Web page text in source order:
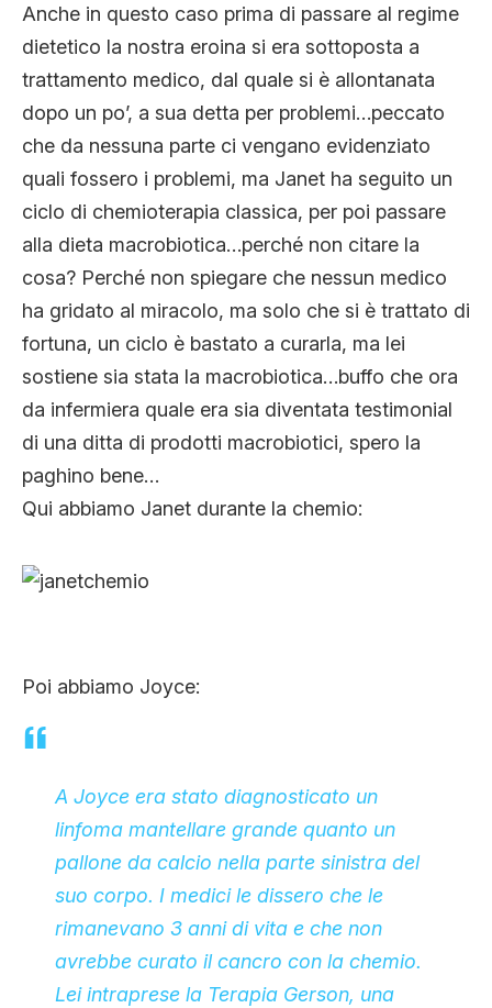
Anche in questo caso prima di passare al regime
dietetico la nostra eroina si era sottoposta a
trattamento medico, dal quale si è allontanata
dopo un po’, a sua detta per problemi…peccato
che da nessuna parte ci vengano evidenziato
quali fossero i problemi, ma Janet ha seguito un
ciclo di chemioterapia classica, per poi passare
alla dieta macrobiotica…perché non citare la
cosa? Perché non spiegare che nessun medico
ha gridato al miracolo, ma solo che si è trattato di
fortuna, un ciclo è bastato a curarla, ma lei
sostiene sia stata la macrobiotica…buffo che ora
da infermiera quale era sia diventata testimonial
di una ditta di prodotti macrobiotici, spero la
paghino bene…
Qui abbiamo Janet durante la chemio:
Poi abbiamo Joyce:
A Joyce era stato diagnosticato un
linfoma mantellare grande quanto un
pallone da calcio nella parte sinistra del
suo corpo. I medici le dissero che le
rimanevano 3 anni di vita e che non
avrebbe curato il cancro con la chemio.
Lei intraprese la Terapia Gerson, una